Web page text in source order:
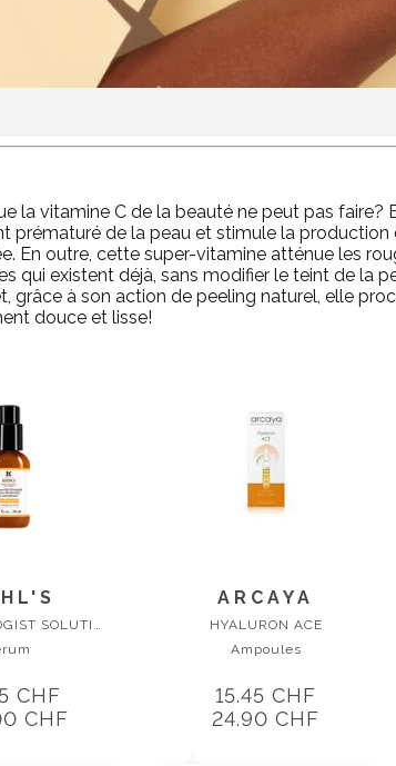
la vitamine C de la beauté ne peut pas
prématuré de la peau et stimule la
En outre, cette super-vitamine atténue les
qui existent déjà, sans modifier le teint de la
grâce à son action de peeling naturel, elle
douce et lisse!
CHF
CHF
ARCAYA
HYALURON ACE
Ampoules
15.45 CHF
24.90 CHF